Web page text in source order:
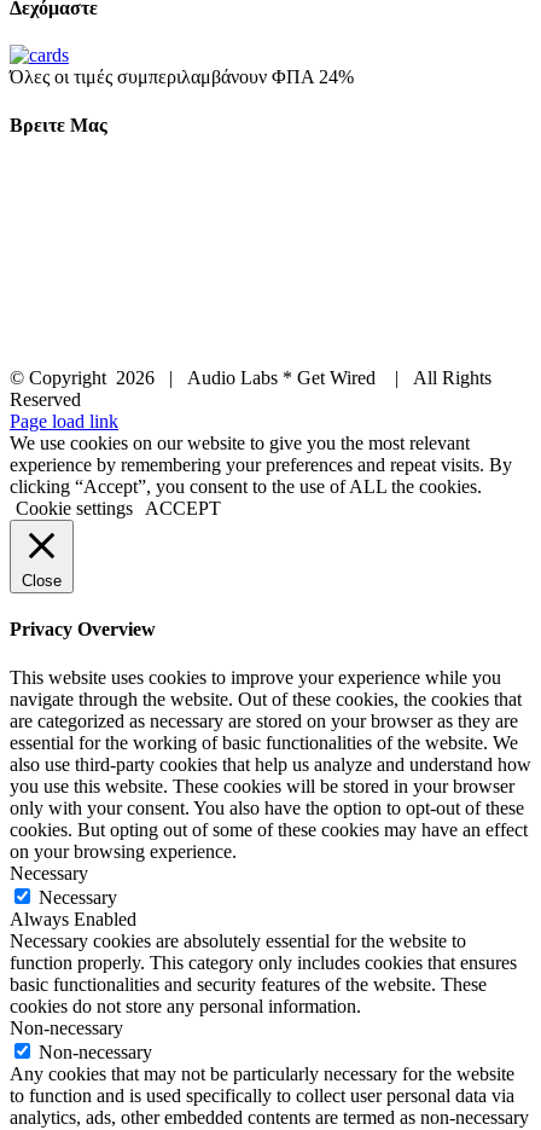
Δεχόμαστε
Όλες οι τιμές συμπεριλαμβάνουν ΦΠΑ 24%
Βρειτε Μας
© Copyright 2026 | Audio Labs * Get Wired | All Rights
Reserved
Facebook
Instagram
YouTube
LinkedIn
X
Page load link
We use cookies on our website to give you the most relevant
experience by remembering your preferences and repeat visits. By
clicking “Accept”, you consent to the use of ALL the cookies.
Cookie settings
ACCEPT
Close
Privacy Overview
This website uses cookies to improve your experience while you
navigate through the website. Out of these cookies, the cookies that
are categorized as necessary are stored on your browser as they are
essential for the working of basic functionalities of the website. We
also use third-party cookies that help us analyze and understand how
you use this website. These cookies will be stored in your browser
only with your consent. You also have the option to opt-out of these
cookies. But opting out of some of these cookies may have an effect
on your browsing experience.
Necessary
Necessary
Always Enabled
Necessary cookies are absolutely essential for the website to
function properly. This category only includes cookies that ensures
basic functionalities and security features of the website. These
cookies do not store any personal information.
Non-necessary
Non-necessary
Any cookies that may not be particularly necessary for the website
to function and is used specifically to collect user personal data via
analytics, ads, other embedded contents are termed as non-necessary